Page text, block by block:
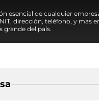
esencial de cualquier
dirección, teléfono, y mas
grande del país.